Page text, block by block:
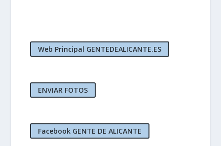
Web Principal GENTEDEALICANTE.ES
ENVIAR FOTOS
Facebook GENTE DE ALICANTE